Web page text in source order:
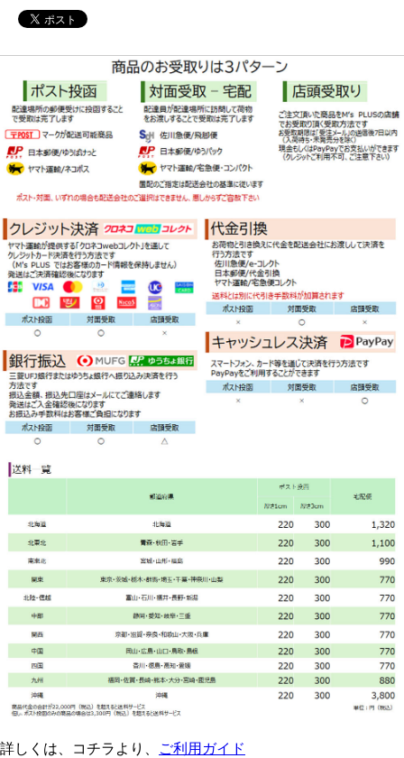
詳しくは、コチラより、 ご利用ガイド